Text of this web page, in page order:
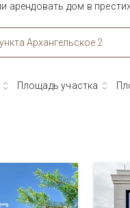
арендовать дом в
Архангельское 2
Площадь участка